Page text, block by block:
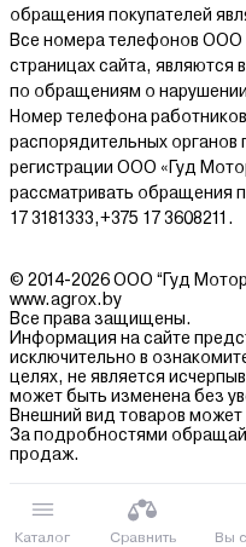
Каталог Сравнить Вы
обращения покупателей
Все номера телефонов ООО
страницах сайта, являются
по обращениям о нарушении
Номер телефона
распорядительных органов
регистрации ООО «Гуд
рассматривать обращения
17 3181333,+375 17 3608211.
© 2014-2026 ООО “Гуд
www.agrox.by
Все права защищены.
Информация на сайте
исключительно в
целях, не является
может быть изменена без
Внешний вид товаров может
За подробностями
продаж.